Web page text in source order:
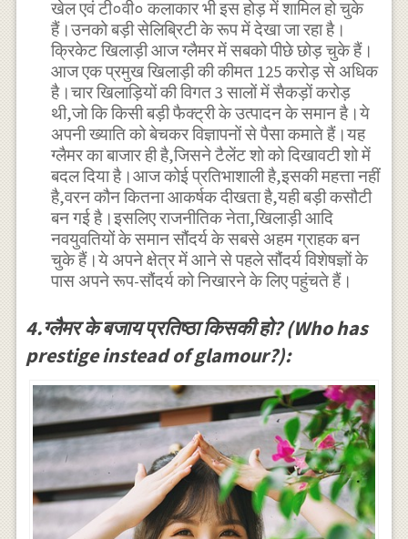
खेल एवं टी०वी० कलाकार भी इस होड़ में शामिल हो चुके
हैं।उनको बड़ी सेलिब्रिटी के रूप में देखा जा रहा है।
क्रिकेट खिलाड़ी आज ग्लैमर में सबको पीछे छोड़ चुके हैं।
आज एक प्रमुख खिलाड़ी की कीमत 125 करोड़ से अधिक
है।चार खिलाड़ियों की विगत 3 सालों में सैकड़ों करोड़
थी,जो कि किसी बड़ी फैक्ट्री के उत्पादन के समान है।ये
अपनी ख्याति को बेचकर विज्ञापनों से पैसा कमाते हैं।यह
ग्लैमर का बाजार ही है,जिसने टैलेंट शो को दिखावटी शो में
बदल दिया है।आज कोई प्रतिभाशाली है,इसकी महत्ता नहीं
है,वरन कौन कितना आकर्षक दीखता है,यही बड़ी कसौटी
बन गई है।इसलिए राजनीतिक नेता,खिलाड़ी आदि
नवयुवतियों के समान सौंदर्य के सबसे अहम ग्राहक बन
चुके हैं।ये अपने क्षेत्र में आने से पहले सौंदर्य विशेषज्ञों के
पास अपने रूप-सौंदर्य को निखारने के लिए पहुंचते हैं।
4.ग्लैमर के बजाय प्रतिष्ठा किसकी हो? (Who has
prestige instead of glamour?):